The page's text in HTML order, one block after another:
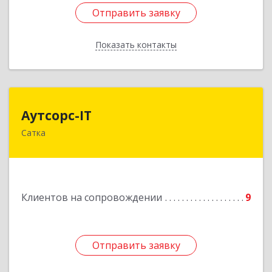
Отправить заявку
Показать контакты
Отправить заявку
Назад
Аутсорс-IT
Сатка
Клиентов на сопровождении 9
Отправить заявку
456910, Челябинская обл, Сатка г, Солнечная ул,
Отправить заявку